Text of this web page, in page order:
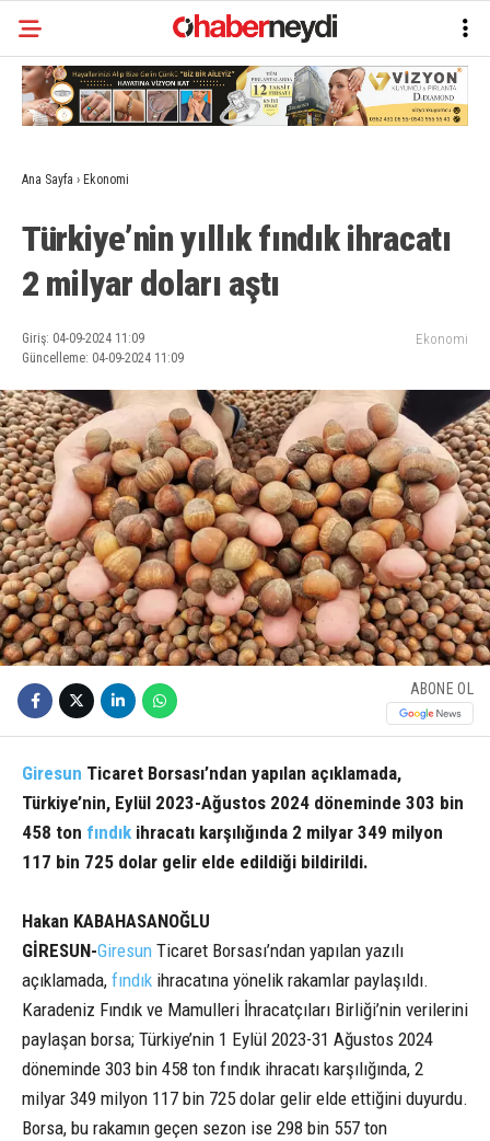
Ana Sayfa › Ekonomi
Türkiye’nin yıllık fındık ihracatı
2 milyar doları aştı
Giriş: 04-09-2024 11:09
Güncelleme: 04-09-2024 11:09
Ekonomi
ABONE OL
Giresun Ticaret Borsası’ndan yapılan açıklamada,
Türkiye’nin, Eylül 2023-Ağustos 2024 döneminde 303 bin
458 ton fındık ihracatı karşılığında 2 milyar 349 milyon
117 bin 725 dolar gelir elde edildiği bildirildi.
Hakan KABAHASANOĞLU
GİRESUN-Giresun Ticaret Borsası’ndan yapılan yazılı
açıklamada, fındık ihracatına yönelik rakamlar paylaşıldı.
Karadeniz Fındık ve Mamulleri İhracatçıları Birliği’nin verilerini
paylaşan borsa; Türkiye’nin 1 Eylül 2023-31 Ağustos 2024
döneminde 303 bin 458 ton fındık ihracatı karşılığında, 2
milyar 349 milyon 117 bin 725 dolar gelir elde ettiğini duyurdu.
Borsa, bu rakamın geçen sezon ise 298 bin 557 ton